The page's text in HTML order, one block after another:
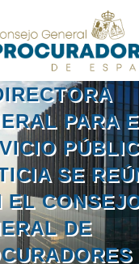
PARA
SE
EL
DE